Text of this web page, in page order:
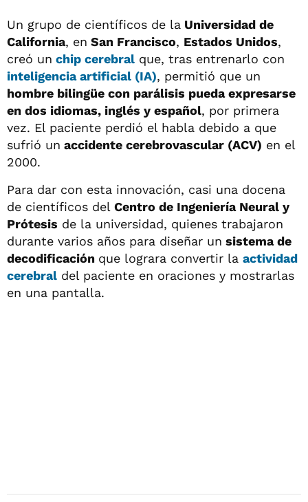
Un grupo de científicos de la Universidad de
California, en San Francisco, Estados Unidos,
creó un chip cerebral que, tras entrenarlo con
inteligencia artificial (IA), permitió que un
hombre bilingüe con parálisis pueda expresarse
en dos idiomas, inglés y español, por primera
vez. El paciente perdió el habla debido a que
sufrió un accidente cerebrovascular (ACV) en el
2000.
Para dar con esta innovación, casi una docena
de científicos del Centro de Ingeniería Neural y
Prótesis de la universidad, quienes trabajaron
durante varios años para diseñar un sistema de
decodificación que lograra convertir la actividad
cerebral del paciente en oraciones y mostrarlas
en una pantalla.